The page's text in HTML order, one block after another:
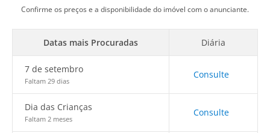
Confirme os preços e a disponibilidade do imóvel com o anunciante.
Datas mais Procuradas Diária
7 de setembro
Faltam 29 dias
Consulte
Dia das Crianças
Faltam 2 meses
Consulte